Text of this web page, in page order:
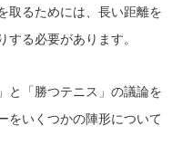
取るためには、長い距離を
る必要があります。
と「勝つテニス」の議論を
をいくつかの陣形について